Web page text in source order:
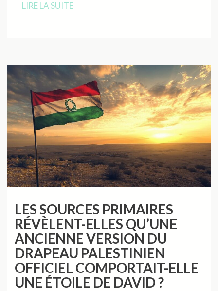
LIRE LA SUITE
LES SOURCES PRIMAIRES
RÉVÈLENT-ELLES QU’UNE
ANCIENNE VERSION DU
DRAPEAU PALESTINIEN
OFFICIEL COMPORTAIT-ELLE
UNE ÉTOILE DE DAVID ?